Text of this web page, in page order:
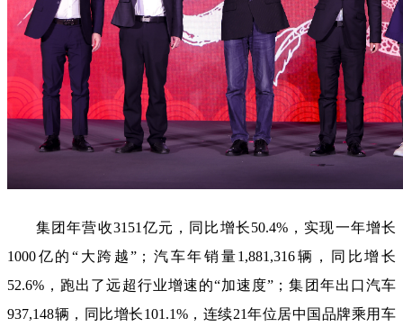
集团年营收3151亿元，同比增长50.4%，实现一年增长
1000亿的“大跨越”；汽车年销量1,881,316辆，同比增长
52.6%，跑出了远超行业增速的“加速度”；集团年出口汽车
937,148辆，同比增长101.1%，连续21年位居中国品牌乘用车